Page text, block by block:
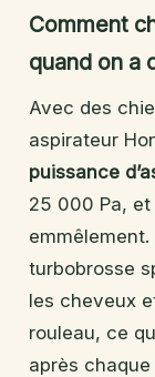
Comment
quand on a
Avec des
aspirateur
puissance
25 000 Pa, et
emmêlement.
turbobrosse
les cheveux
rouleau, ce
après